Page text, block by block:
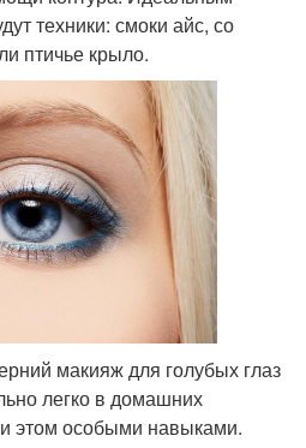
техники: смоки айс, со
птичье крыло.
макияж для голубых глаз
легко в домашних
этом особыми навыками.